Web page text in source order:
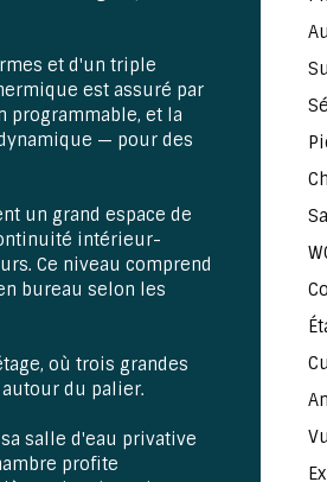
et d'un triple
est assuré par
programmable, et la
— pour des
un grand espace de
intérieur-
Ce niveau comprend
bureau selon les
où trois grandes
du palier.
salle d'eau privative
profite